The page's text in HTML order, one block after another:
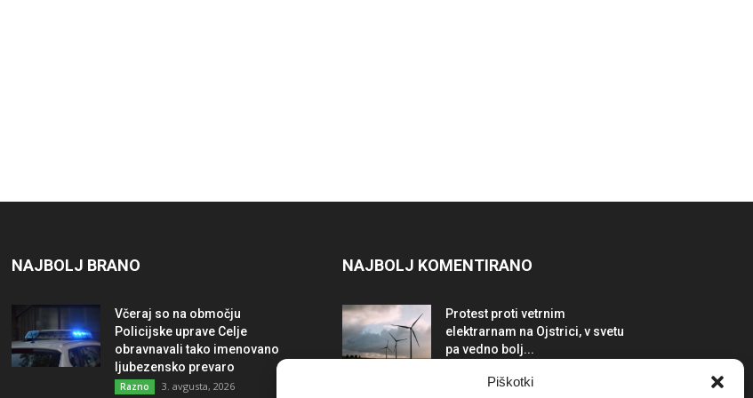
Piškotki
NAJBOLJ BRANO
Včeraj so na območju
Policijske uprave Celje
obravnavali tako imenovano
ljubezensko prevaro
Razno 3. avgusta, 2026
NAJBOLJ KOMENTIRANO
Protest proti vetrnim
elektrarnam na Ojstrici, v svetu
pa vedno bolj...